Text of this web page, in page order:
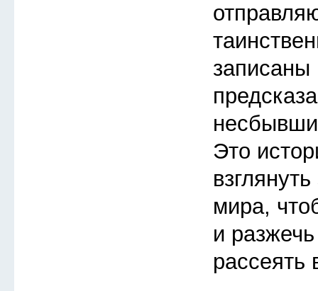
записаны
Это
мира,
и
рассеять